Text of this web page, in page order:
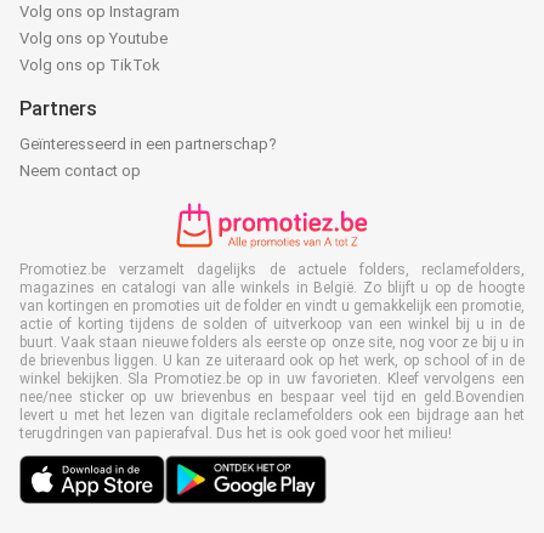
Volg ons op Instagram
Volg ons op Youtube
Volg ons op TikTok
Partners
Geïnteresseerd in een partnerschap?
Neem contact op
Promotiez.be verzamelt dagelijks de actuele folders, reclamefolders,
magazines en catalogi van alle winkels in België. Zo blijft u op de hoogte
van kortingen en promoties uit de folder en vindt u gemakkelijk een promotie,
actie of korting tijdens de solden of uitverkoop van een winkel bij u in de
buurt. Vaak staan nieuwe folders als eerste op onze site, nog voor ze bij u in
de brievenbus liggen. U kan ze uiteraard ook op het werk, op school of in de
winkel bekijken. Sla Promotiez.be op in uw favorieten. Kleef vervolgens een
nee/nee sticker op uw brievenbus en bespaar veel tijd en geld.Bovendien
levert u met het lezen van digitale reclamefolders ook een bijdrage aan het
terugdringen van papierafval. Dus het is ook goed voor het milieu!